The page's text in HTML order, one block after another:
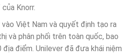
Knorr.
vào Việt Nam và quyết định tạo ra
và phân phối trên toàn quốc, bao
điểm. Unilever đã đưa khái niệm